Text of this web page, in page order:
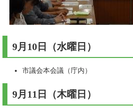
9月10日（水曜日）​
市議会本会議（庁内）
9月11日（木曜日）​